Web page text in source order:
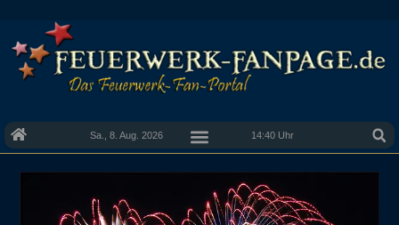
Sa., 8. Aug. 2026 14:40 Uhr